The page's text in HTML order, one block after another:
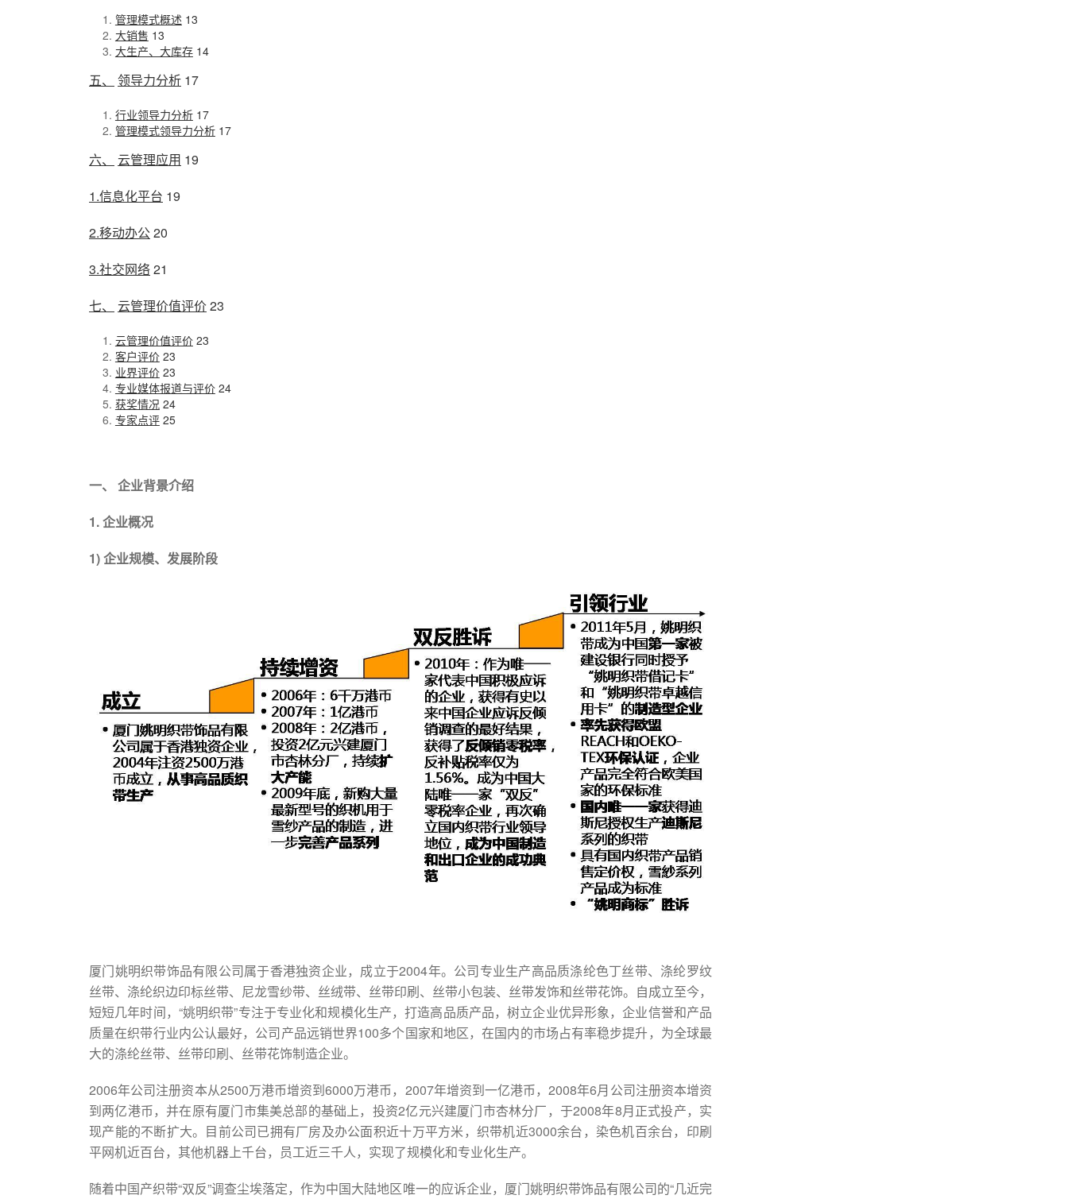
管理模式概述13
大销售 13
大生产、大库存14
五、 领导力分析 17
行业领导力分析17
管理模式领导力分析17
六、 云管理应用 19
1.信息化平台 19
2.移动办公20
3.社交网络21
七、
云管理价值评价23
云管理价值评价23
客户评价23
业界评价23
专业媒体报道与评价24
获奖情况24
专家点评25
一、 企业背景介绍
1.企业概况
1)企业规模、发展阶段
厦门姚明织带饰品有限公司属于香港独资企业，成立于2004年。公司专业生产高品质涤纶色丁丝带、涤纶罗纹
丝带、涤纶织边印标丝带、尼龙雪纱带、丝绒带、丝带印刷、丝带小包装、丝带发饰和丝带花饰。自成立至今，
短短几年时间，“姚明织带”专注于专业化和规模化生产，打造高品质产品，树立企业优异形象，企业信誉和产品
质量在织带行业内公认最好，公司产品远销世界100多个国家和地区，在国内的市场占有率稳步提升，为全球最
大的涤纶丝带、丝带印刷、丝带花饰制造企业。
2006年公司注册资本从2500万港币增资到6000万港币，2007年增资到一亿港币，2008年6月公司注册资本增资
到两亿港币，并在原有厦门市集美总部的基础上，投资2亿元兴建厦门市杏林分厂，于2008年8月正式投产，实
现产能的不断扩大。目前公司已拥有厂房及办公面积近十万平方米，织带机近3000余台，染色机百余台，印刷
平网机近百台，其他机器上千台，员工近三千人，实现了规模化和专业化生产。
随着中国产织带“双反”调查尘埃落定，作为中国大陆地区唯一的应诉企业，厦门姚明织带饰品有限公司的“几近完